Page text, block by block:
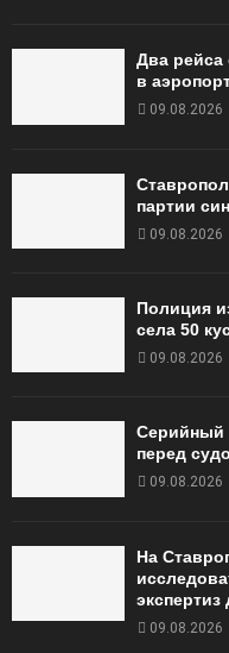
Два рейса
в
09.08.2026
партии
09.08.2026
Полиция
села 50
09.08.2026
Серийный
перед
09.08.2026
На
09.08.2026